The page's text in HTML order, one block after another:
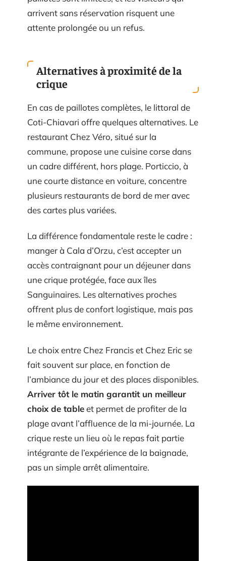
arrivent sans réservation risquent une
attente prolongée ou un refus.
Alternatives à proximité de la
crique
En cas de paillotes complètes, le littoral de
Coti-Chiavari offre quelques alternatives. Le
restaurant Chez Véro, situé sur la
commune, propose une cuisine corse dans
un cadre différent, hors plage. Porticcio, à
une courte distance en voiture, concentre
plusieurs restaurants de bord de mer avec
des cartes plus variées.
La différence fondamentale reste le cadre :
manger à Cala d’Orzu, c’est accepter un
accès contraignant pour un déjeuner dans
une crique protégée, face aux îles
Sanguinaires. Les alternatives proches
offrent plus de confort logistique, mais pas
le même environnement.
Le choix entre Chez Francis et Chez Eric se
fait souvent sur place, en fonction de
l’ambiance du jour et des places disponibles.
Arriver tôt le matin garantit un meilleur
choix de tableet permet de profiter de la
plage avant l’affluence de la mi-journée. La
crique reste un lieu où le repas fait partie
intégrante de l’expérience de la baignade,
pas un simple arrêt alimentaire.